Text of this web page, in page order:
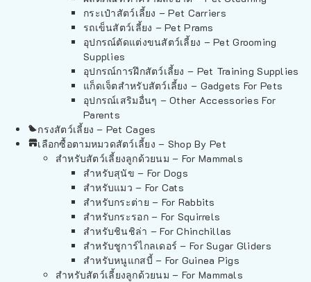
กระเป๋าสัตว์เลี้ยง – Pet Carriers
รถเข็นสัตว์เลี้ยง – Pet Prams
อุปกรณ์ตัดแต่งขนสัตว์เลี้ยง – Pet Grooming
Supplies
อุปกรณ์การฝึกสัตว์เลี้ยง – Pet Training Supplies
แก็ดเจ็ตสำหรับสัตว์เลี้ยง – Gadgets For Pets
อุปกรณ์เสริมอื่นๆ – Other Accessories For
Parents
กรงสัตว์เลี้ยง – Pet Cages
เลือกซื้อตามหมวดสัตว์เลี้ยง – Shop By Pet
สำหรับสัตว์เลี้ยงลูกด้วยนม – For Mammals
สำหรับสุนัข – For Dogs
สำหรับแมว – For Cats
สำหรับกระต่าย – For Rabbits
สำหรับกระรอก – For Squirrels
สำหรับชินชิล่า – For Chinchillas
สำหรับชูการ์ไกลเดอร์ – For Sugar Gliders
สำหรับหนูแกสบี้ – For Guinea Pigs
สำหรับสัตว์เลี้ยงลูกด้วยนม – For Mammals